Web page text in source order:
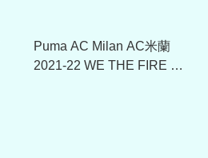
Puma AC Milan AC米蘭
2021-22 WE THE FIRE 腰